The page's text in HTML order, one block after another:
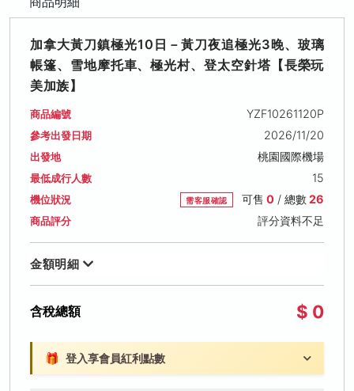
加拿大黃刀鎮極光10日－黃刀夜追極光3晚、玻璃
帳篷、雪地摩托車、極光村、登太空針塔【長榮玩
美加族】
商品編號 YZF10261120P
參考出發日期 2026/11/20
出發地 桃園國際機場
最低成行人數 15
機位狀況 需客服確認 可售 0/ 總數26
商品評分 評分資料不足
金額明細
含稅總額 $ 0
🎁 登入享會員紅利點數